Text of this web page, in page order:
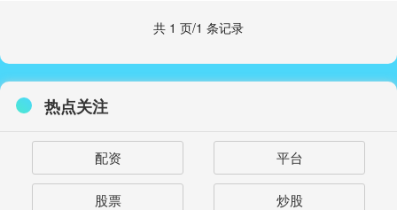
共 1 页/1 条记录
热点关注
配资 平台
股票 炒股